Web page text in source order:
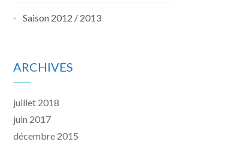
Saison 2012 / 2013
ARCHIVES
juillet 2018
juin 2017
décembre 2015